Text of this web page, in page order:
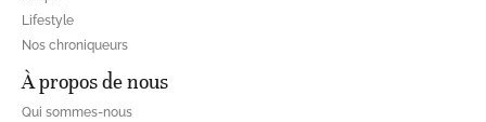
Lifestyle
Nos chroniqueurs
À propos de nous
Qui sommes-nous